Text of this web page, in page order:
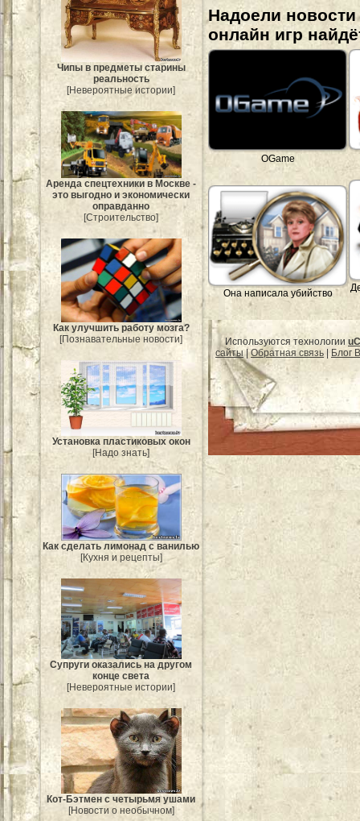
Чипы в предметы старины
реальность
[Невероятные истории]
Аренда спецтехники в Москве -
это выгодно и экономически
оправданно
[Строительство]
Как улучшить работу мозга?
[Познавательные новости]
Установка пластиковых окон
[Надо знать]
Как сделать лимонад с ванилью
[Кухня и рецепты]
Супруги оказались на другом
конце света
[Невероятные истории]
Кот-Бэтмен с четырьмя ушами
[Новости о необычном]
Надоели
онлайн игр
OGame
Она написала убийство
Используются технологии
сайты|Обратная связь Блог